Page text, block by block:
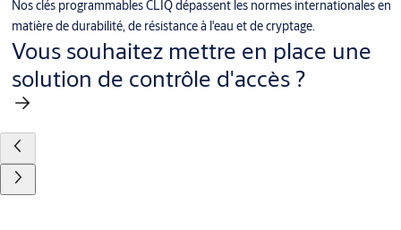
Nos clés programmables CLIQ dépassent les normes internationales en
matière de durabilité, de résistance à l'eau et de cryptage.
Vous souhaitez mettre en place une
solution de contrôle d'accès ?